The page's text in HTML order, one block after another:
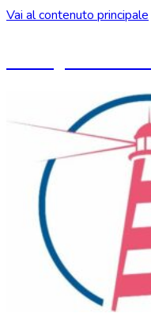
Vai al contenuto principale